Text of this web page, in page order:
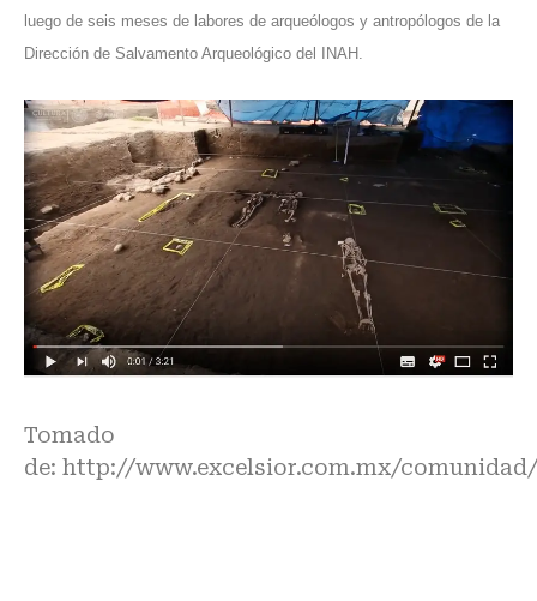
luego de seis meses de labores de arqueólogos y antropólogos de la
Dirección de Salvamento Arqueológico del INAH.
Tomado
de: http://www.excelsior.com.mx/comunidad/